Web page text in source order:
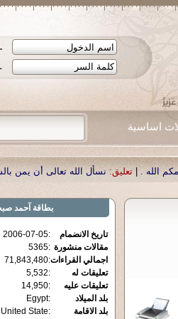
اساسية
أن يمن بالشفاء لوالدنا العزيز الدكتور
بطاقة آحمد
تاريخ الانضمام :
2006-07-05
مقالات منشورة :
5365
اجمالي القراءات:
71,843,480
تعليقات له
:
5,532
تعليقات عليه
:
14,950
بلد الميلاد
:
Egypt
بلد الاقامة
:
United State